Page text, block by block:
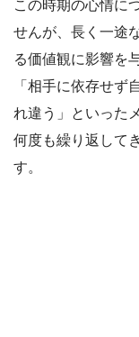
この時期の心情に
せんが、長く一途
る価値観に影響を
「相手に依存せず
れ違う」といった
何度も繰り返して
す。